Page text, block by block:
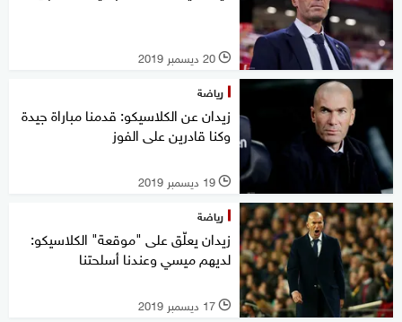
l 20 ديسمبر 2019
رياضة
زيدان عن الكلاسيكو: قدمنا مباراة جيدة
وكنا قادرين على الفوز
l 19 ديسمبر 2019
رياضة
زيدان يعلّق على "موقعة" الكلاسيكو:
لديهم ميسي وعندنا أسلحتنا
l 17 ديسمبر 2019